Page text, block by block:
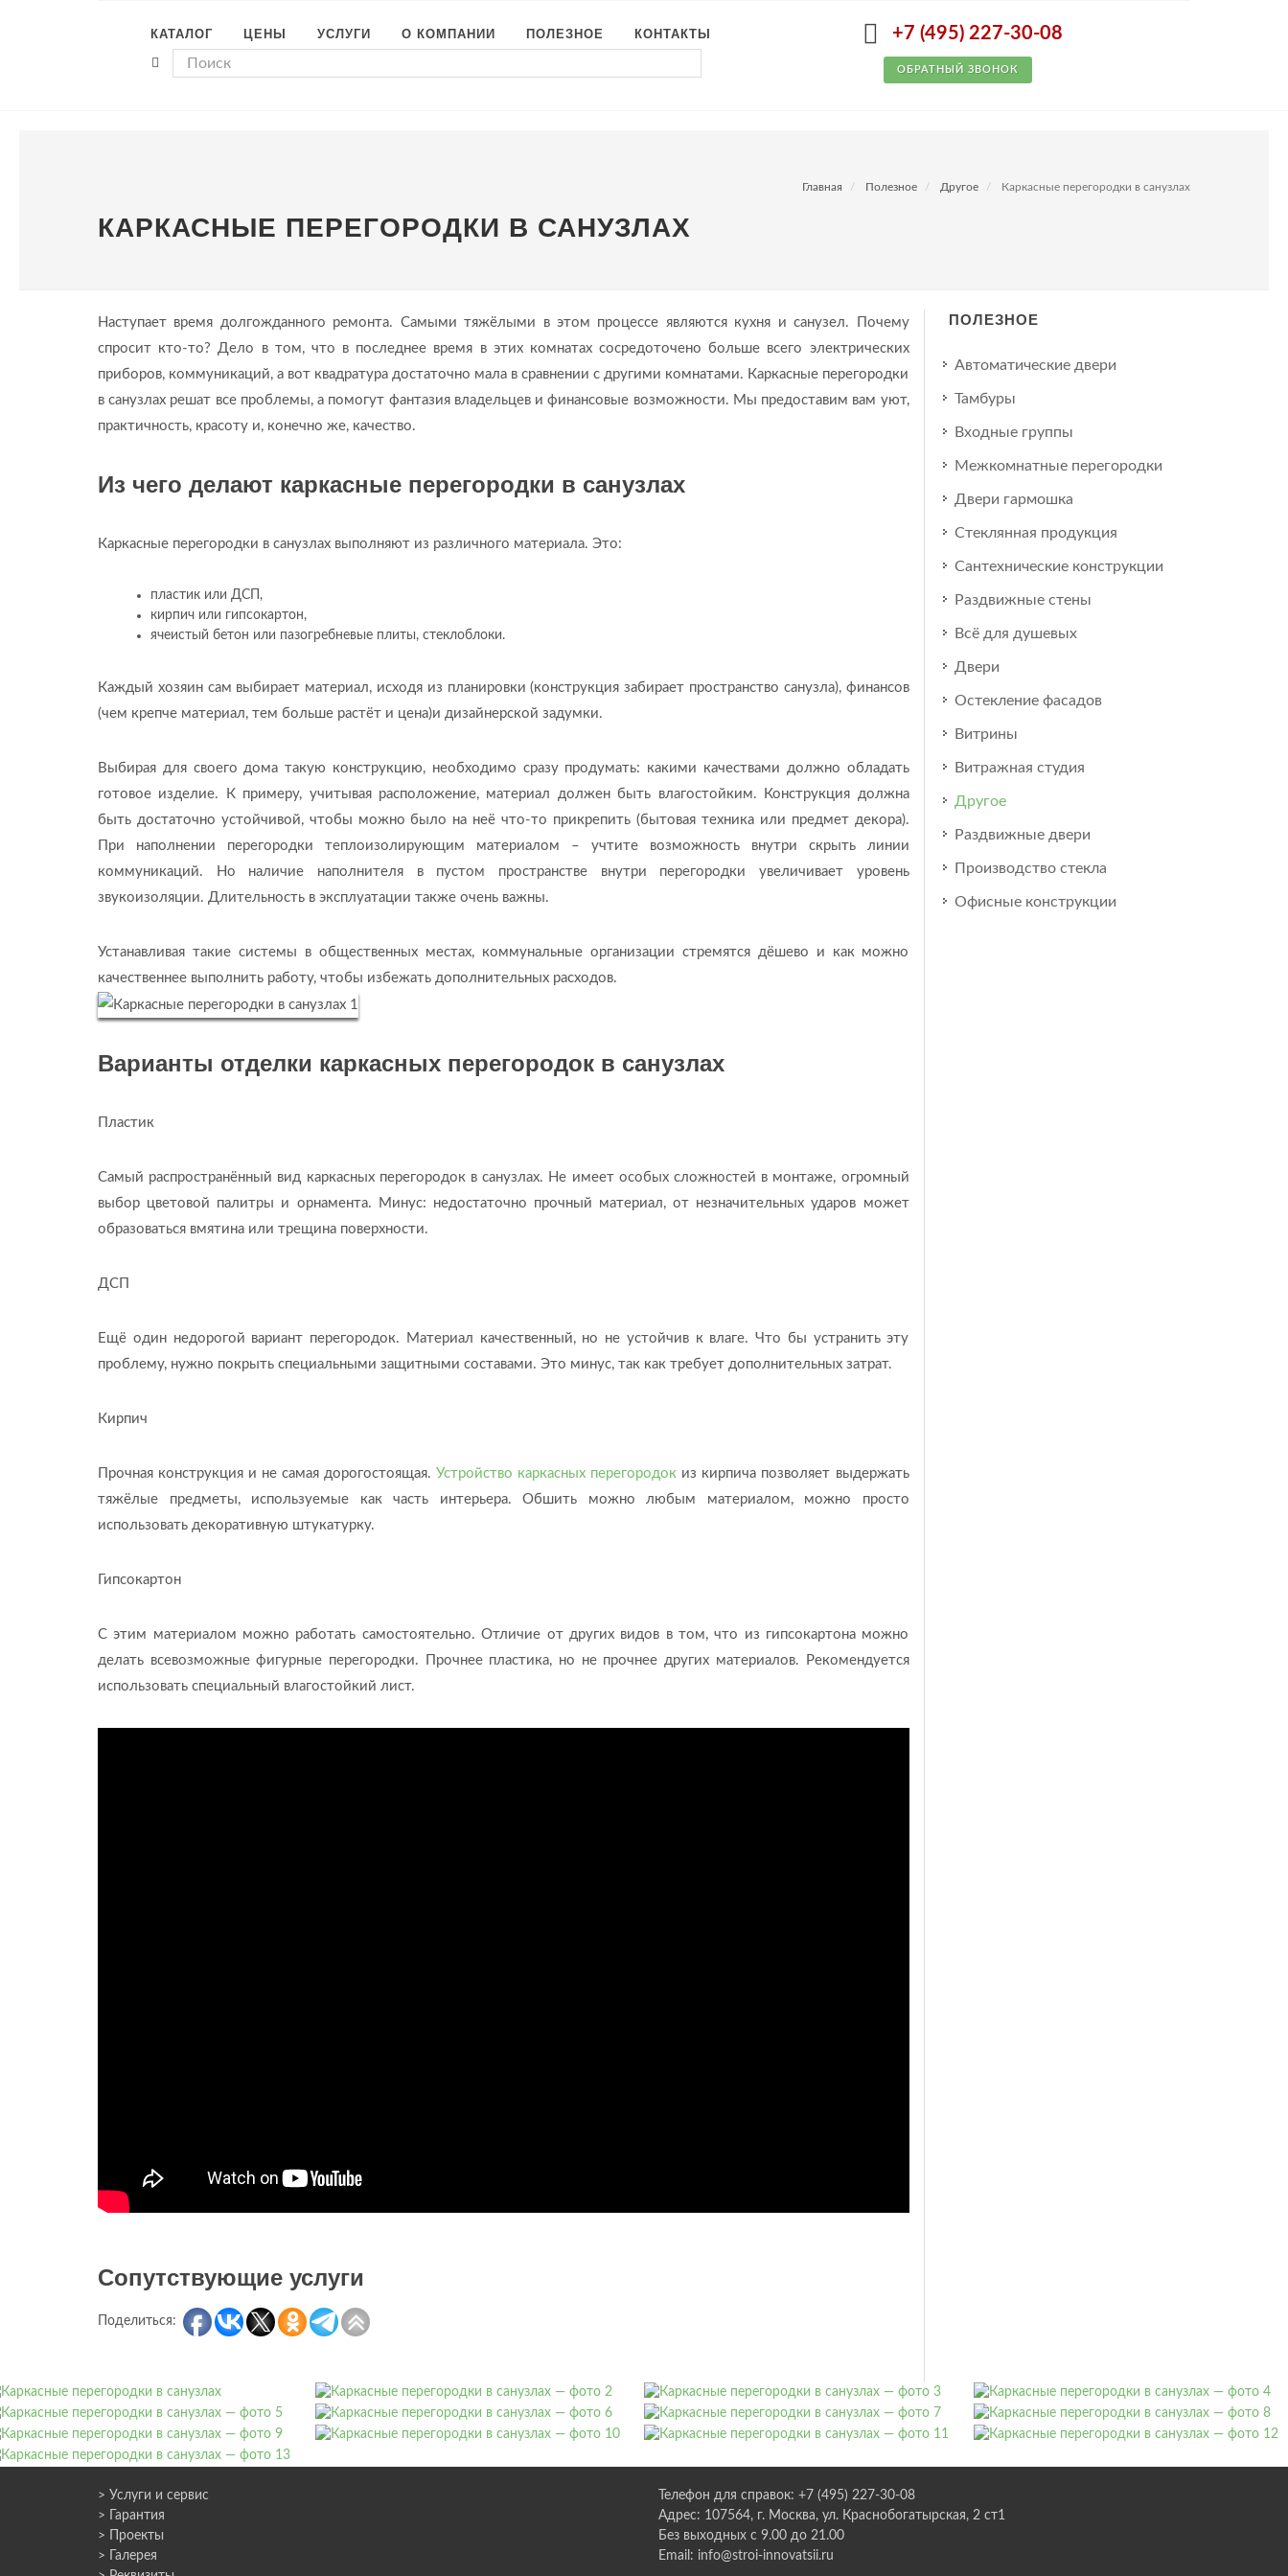
КАТАЛОГ ЦЕНЫ УСЛУГИ О КОМПАНИИ ПОЛЕЗНОЕ КОНТАКТЫ +7 (495) 227-30-08
ОБРАТНЫЙ ЗВОНОК
Главная Полезное Другое Каркасные перегородки в санузлах
КАРКАСНЫЕ ПЕРЕГОРОДКИ В САНУЗЛАХ
Наступает время долгожданного ремонта. Самыми тяжёлыми в этом процессе являются кухня и санузел. Почему
спросит кто-то? Дело в том, что в последнее время в этих комнатах сосредоточено больше всего электрических
приборов, коммуникаций, а вот квадратура достаточно мала в сравнении с другими комнатами. Каркасные перегородки
в санузлах решат все проблемы, а помогут фантазия владельцев и финансовые возможности. Мы предоставим вам уют,
практичность, красоту и, конечно же, качество.
Из чего делают каркасные перегородки в санузлах
Каркасные перегородки в санузлах выполняют из различного материала. Это:
пластик или ДСП,
кирпич или гипсокартон,
ячеистый бетон или пазогребневые плиты, стеклоблоки.
Каждый хозяин сам выбирает материал, исходя из планировки (конструкция забирает пространство санузла), финансов
(чем крепче материал, тем больше растёт и цена)и дизайнерской задумки.
Выбирая для своего дома такую конструкцию, необходимо сразу продумать: какими качествами должно обладать
готовое изделие. К примеру, учитывая расположение, материал должен быть влагостойким. Конструкция должна
быть достаточно устойчивой, чтобы можно было на неё что-то прикрепить (бытовая техника или предмет декора).
При наполнении перегородки теплоизолирующим материалом – учтите возможность внутри скрыть линии
коммуникаций. Но наличие наполнителя в пустом пространстве внутри перегородки увеличивает уровень
звукоизоляции. Длительность в эксплуатации также очень важны.
Устанавливая такие системы в общественных местах, коммунальные организации стремятся дёшево и как можно
качественнее выполнить работу, чтобы избежать дополнительных расходов.
Варианты отделки каркасных перегородок в санузлах
Пластик
Самый распространённый вид каркасных перегородок в санузлах. Не имеет особых сложностей в монтаже, огромный
выбор цветовой палитры и орнамента. Минус: недостаточно прочный материал, от незначительных ударов может
образоваться вмятина или трещина поверхности.
ДСП
Ещё один недорогой вариант перегородок. Материал качественный, но не устойчив к влаге. Что бы устранить эту
проблему, нужно покрыть специальными защитными составами. Это минус, так как требует дополнительных затрат.
Кирпич
Прочная конструкция и не самая дорогостоящая.Устройство каркасных перегородок из кирпича позволяет выдержать
тяжёлые предметы, используемые как часть интерьера. Обшить можно любым материалом, можно просто
использовать декоративную штукатурку.
Гипсокартон
С этим материалом можно работать самостоятельно. Отличие от других видов в том, что из гипсокартона можно
делать всевозможные фигурные перегородки. Прочнее пластика, но не прочнее других материалов. Рекомендуется
использовать специальный влагостойкий лист.
Сопутствующие услуги
Поделиться:
ПОЛЕЗНОЕ
Автоматические двери
Тамбуры
Входные группы
Межкомнатные перегородки
Двери гармошка
Стеклянная продукция
Сантехнические конструкции
Раздвижные стены
Всё для душевых
Двери
Остекление фасадов
Витрины
Витражная студия
Другое
Раздвижные двери
Производство стекла
Офисные конструкции
> Услуги и сервис
> Гарантия
> Проекты
> Галерея
Телефон для справок: +7 (495) 227-30-08
Адрес: 107564, г. Москва, ул. Краснобогатырская, 2 ст1
Без выходных с 9.00 до 21.00
Email: info@stroi-innovatsii.ru